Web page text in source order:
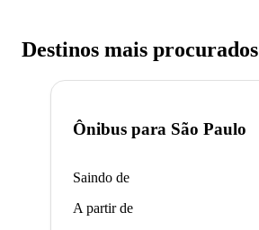
Destinos mais procurados
Ônibus para São Paulo
Saindo de
A partir de